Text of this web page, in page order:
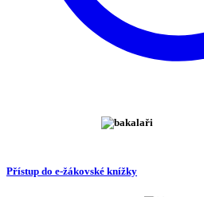
Přístup do e-žákovské knížky